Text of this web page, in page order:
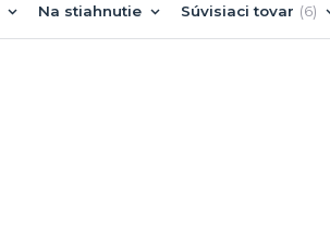
Na stiahnutie Súvisiaci tovar 6